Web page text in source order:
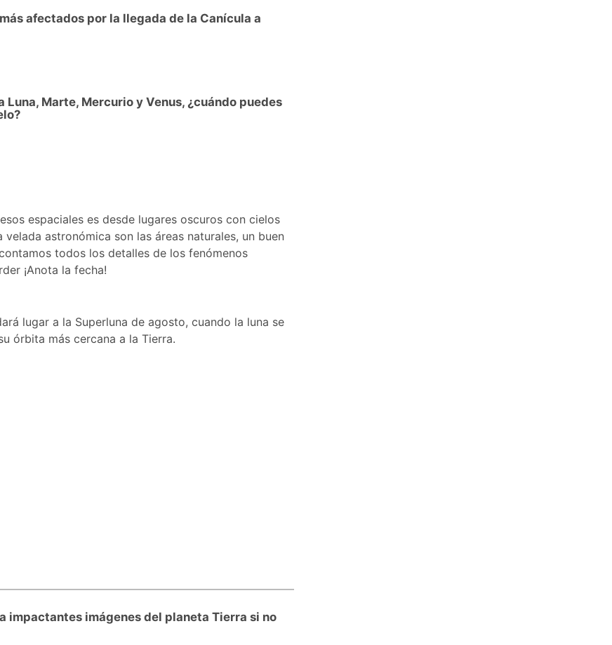
afectados por la llegada de la Canícula a
Marte, Mercurio y Venus, ¿cuándo puedes
espaciales es desde lugares oscuros con cielos
astronómica son las áreas naturales, un buen
todos los detalles de los fenómenos
¡Anota la fecha!
lugar a la Superluna de agosto, cuando la luna se
órbita más cercana a la Tierra.
imágenes del planeta Tierra si no